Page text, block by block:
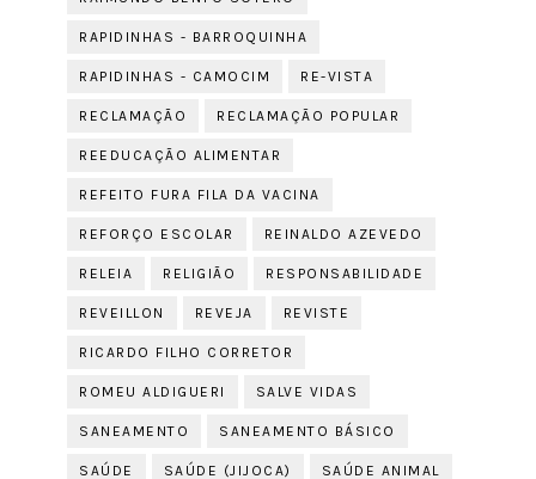
RAPIDINHAS - BARROQUINHA
RAPIDINHAS - CAMOCIM RE-VISTA
RECLAMAÇÃO RECLAMAÇÃO POPULAR
REEDUCAÇÃO ALIMENTAR
REFEITO FURA FILA DA VACINA
REFORÇO ESCOLAR REINALDO AZEVEDO
RELEIA RELIGIÃO RESPONSABILIDADE
REVEILLON REVEJA REVISTE
RICARDO FILHO CORRETOR
ROMEU ALDIGUERI SALVE VIDAS
SANEAMENTO SANEAMENTO BÁSICO
SAÚDE SAÚDE (JIJOCA) SAÚDE ANIMAL